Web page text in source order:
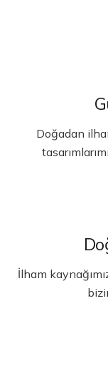
Doğadan
İlham